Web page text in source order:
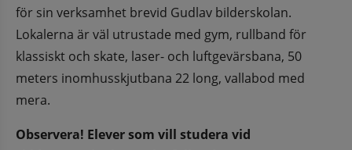
för sin verksamhet brevid Gudlav bilderskolan.
Lokalerna är väl utrustade med gym, rullband för
klassiskt och skate, laser- och luftgevärsbana, 50
meters inomhusskjutbana 22 long, vallabod med
mera.
Observera! Elever som vill studera vid